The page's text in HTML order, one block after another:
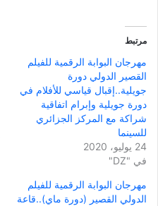
مرتبط
مهرجان البوابة الرقمية للفيلم
القصير الدولي دورة
جويلية..إقبال قياسي للأفلام في
دورة جويلية وإبرام اتفاقية
شراكة مع المركز الجزائري
للسينما
24 يوليو، 2020
في "DZ"
مهرجان البوابة الرقمية للفيلم
الدولي القصير (دورة ماي)..قاعة